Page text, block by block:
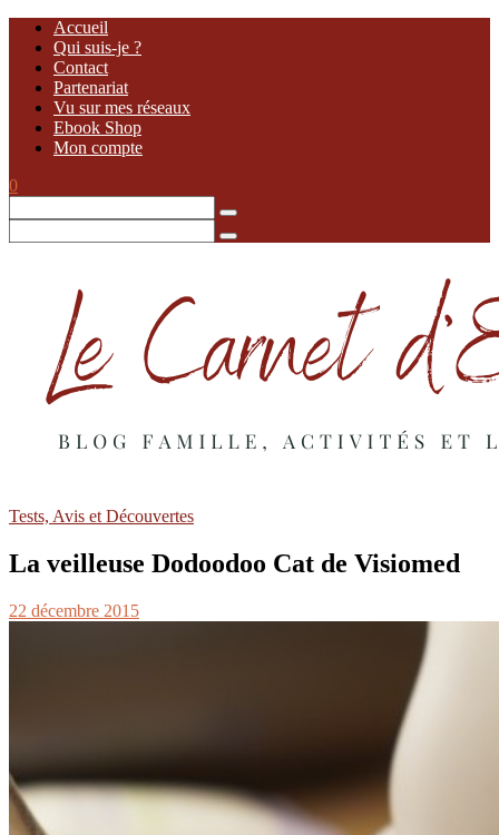
Accueil
Qui suis-je ?
Contact
Partenariat
Vu sur mes réseaux
Ebook Shop
Mon compte
0
Tests, Avis et Découvertes
La veilleuse Dodoodoo Cat de Visiomed
22 décembre 2015